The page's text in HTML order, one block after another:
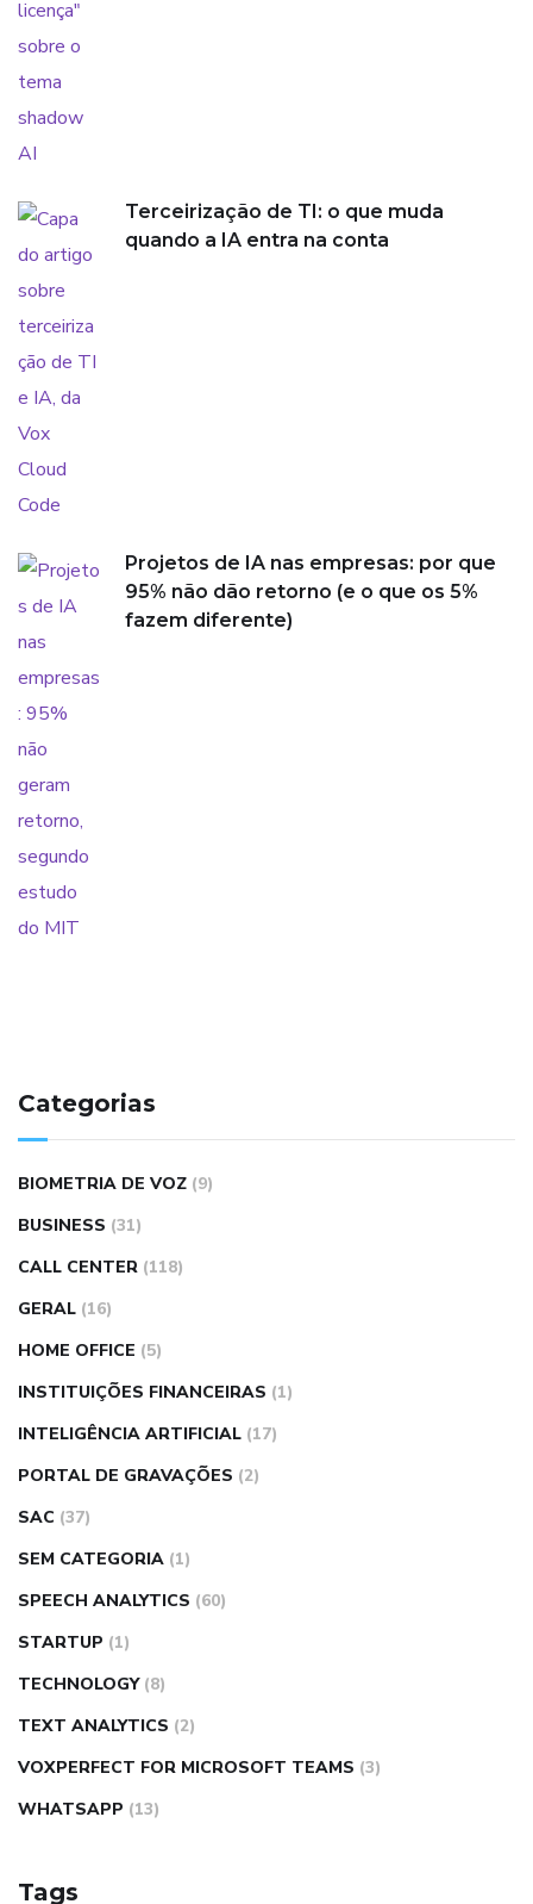
Terceirização de TI: o que muda
quando a IA entra na conta
Projetos de IA nas empresas: por que
95% não dão retorno (e o que os 5%
fazem diferente)
Categorias
BIOMETRIA DE VOZ (9)
BUSINESS (31)
CALL CENTER (118)
GERAL (16)
HOME OFFICE (5)
INSTITUIÇÕES FINANCEIRAS (1)
INTELIGÊNCIA ARTIFICIAL (17)
PORTAL DE GRAVAÇÕES (2)
SAC (37)
SEM CATEGORIA (1)
SPEECH ANALYTICS (60)
STARTUP (1)
TECHNOLOGY (8)
TEXT ANALYTICS (2)
VOXPERFECT FOR MICROSOFT TEAMS (3)
WHATSAPP (13)
Tags